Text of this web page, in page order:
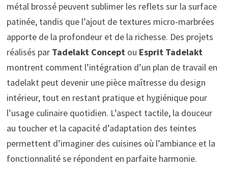
métal brossé peuvent sublimer les reflets sur la surface
patinée, tandis que l’ajout de textures micro-marbrées
apporte de la profondeur et de la richesse. Des projets
réalisés par Tadelakt Conceptou Esprit Tadelakt
montrent comment l’intégration d’un plan de travail en
tadelakt peut devenir une pièce maîtresse du design
intérieur, tout en restant pratique et hygiénique pour
l’usage culinaire quotidien. L’aspect tactile, la douceur
au toucher et la capacité d’adaptation des teintes
permettent d’imaginer des cuisines où l’ambiance et la
fonctionnalité se répondent en parfaite harmonie.